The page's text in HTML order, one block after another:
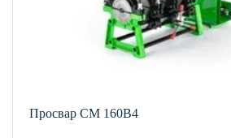
Просвар СМ 160В4